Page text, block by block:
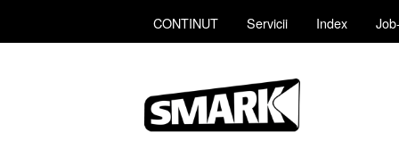
CONTINUT Servicii Index